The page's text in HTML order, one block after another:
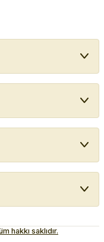
hakkı saklıdır.